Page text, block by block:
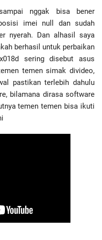
nggak bisa bener
imei null dan sudah
nyerah. Dan alhasil saya
berhasil untuk perbaikan
sering disebut asus
temen simak divideo,
pastikan terlebih dahulu
bilamana dirasa software
temen temen bisa ikuti